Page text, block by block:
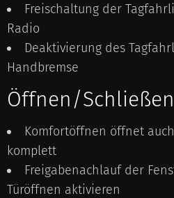
Freischaltung der
Radio
Deaktivierung des
Handbremse
Öffnen/Schließen
Komfortöffnen öffnet
komplett
Freigabenachlauf der
Türöffnen aktivieren